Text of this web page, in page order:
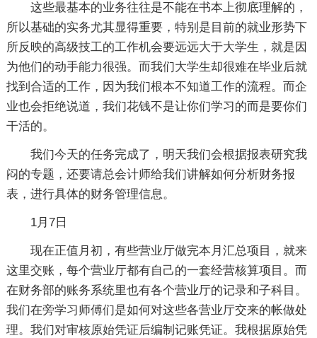
这些最基本的业务往往是不能在书本上彻底理解的，
所以基础的实务尤其显得重要，特别是目前的就业形势下
所反映的高级技工的工作机会要远远大于大学生，就是因
为他们的动手能力很强。而我们大学生却很难在毕业后就
找到合适的工作，因为我们根本不知道工作的流程。而企
业也会拒绝说道，我们花钱不是让你们学习的而是要你们
干活的。
我们今天的任务完成了，明天我们会根据报表研究我
闷的专题，还要请总会计师给我们讲解如何分析财务报
表，进行具体的财务管理信息。
1月7日
现在正值月初，有些营业厅做完本月汇总项目，就来
这里交账，每个营业厅都有自己的一套经营核算项目。而
在财务部的账务系统里也有各个营业厅的记录和子科目。
我们在旁学习师傅们是如何对这些各营业厅交来的帐做处
理。我们对审核原始凭证后编制记账凭证。我根据原始凭